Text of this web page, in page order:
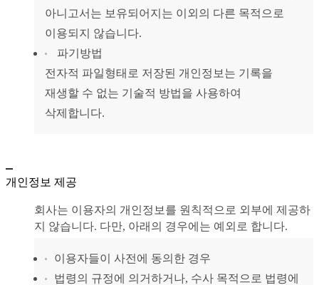
아니고서는 보유되어지는 이외의 다른 목적으로
이용되지 않습니다.
파기방법
전자적 파일형태로 저장된 개인정보는 기록을
재생할 수 없는 기술적 방법을 사용하여
삭제합니다.
개인정보 제공
회사는 이용자의 개인정보를 원칙적으로 외부에 제공하
지 않습니다. 다만, 아래의 경우에는 예외로 합니다.
이용자들이 사전에 동의한 경우
법령의 규정에 의거하거나, 수사 목적으로 법령에